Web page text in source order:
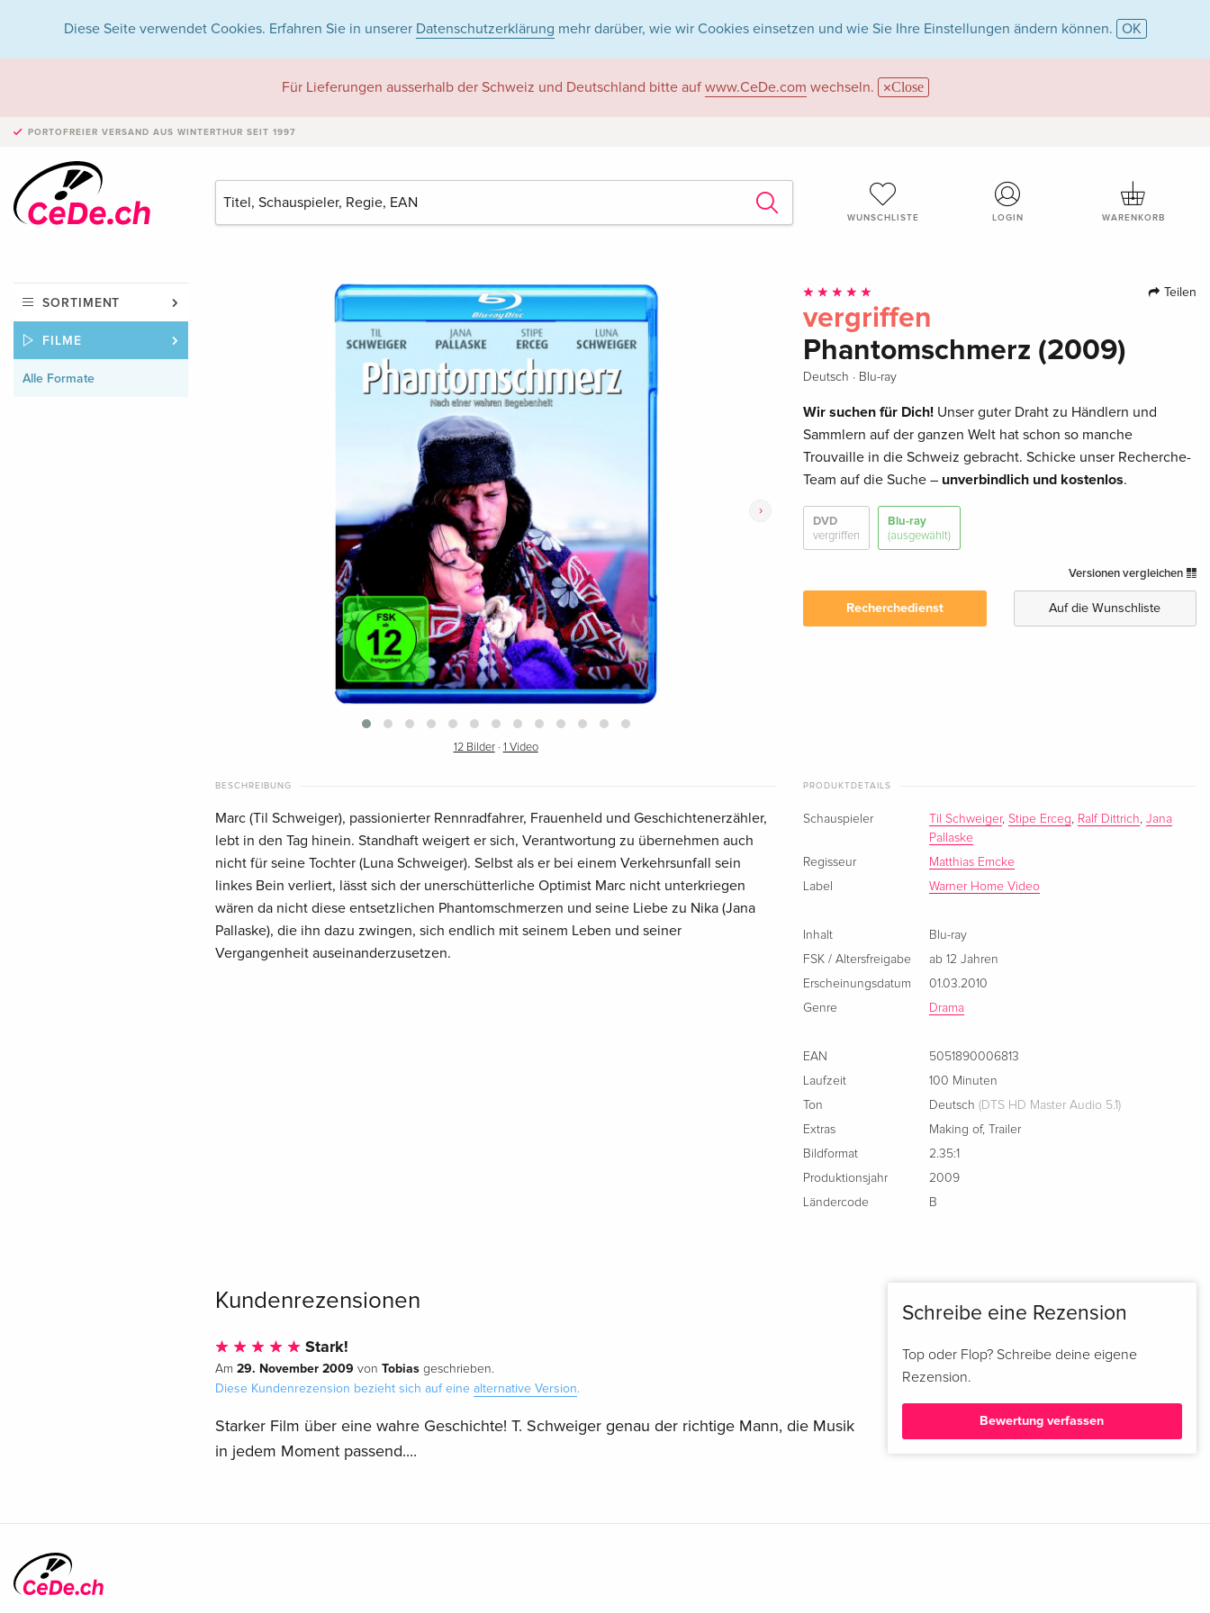
Diese Seite verwendet Cookies. Erfahren Sie in unserer Datenschutzerklärung mehr darüber, wie wir Cookies einsetzen und wie Sie Ihre Einstellungen ändern können. OK
Für Lieferungen ausserhalb der Schweiz und Deutschland bitte auf www.CeDe.com wechseln. Close
PORTOFREIER VERSAND AUS WINTERTHUR SEIT 1997
WUNSCHLISTE LOGIN WARENKORB
SORTIMENT
FILME
Alle Formate
›
12 Bilder· 1 Video
Teilen
vergriffen
Phantomschmerz (2009)
Deutsch · Blu-ray
Wir suchen für Dich! Unser guter Draht zu Händlern und
Sammlern auf der ganzen Welt hat schon so manche
Trouvaille in die Schweiz gebracht. Schicke unser Recherche-
Team auf die Suche – unverbindlich und kostenlos.
DVD
vergriffen
Blu-ray
(ausgewählt)
Versionen vergleichen
Recherchedienst Auf die Wunschliste
BESCHREIBUNG
Marc (Til Schweiger), passionierter Rennradfahrer, Frauenheld und Geschichtenerzähler,
lebt in den Tag hinein. Standhaft weigert er sich, Verantwortung zu übernehmen auch
nicht für seine Tochter (Luna Schweiger). Selbst als er bei einem Verkehrsunfall sein
linkes Bein verliert, lässt sich der unerschütterliche Optimist Marc nicht unterkriegen
wären da nicht diese entsetzlichen Phantomschmerzen und seine Liebe zu Nika (Jana
Pallaske), die ihn dazu zwingen, sich endlich mit seinem Leben und seiner
Vergangenheit auseinanderzusetzen.
PRODUKTDETAILS
Schauspieler Til Schweiger,Stipe Erceg, Ralf Dittrich,Jana
Pallaske
Regisseur
Matthias Emcke
Label
Warner Home Video
Inhalt
Blu-ray
FSK / Altersfreigabe
ab 12 Jahren
Erscheinungsdatum
01.03.2010
Genre
Drama
EAN
5051890006813
Laufzeit
100 Minuten
Ton
Deutsch (DTS HD Master Audio 5.1)
Extras
Making of,
Trailer
Bildformat
2.35:1
Produktionsjahr
2009
Ländercode
B
Kundenrezensionen
Stark!
Am 29. November 2009 von Tobiasgeschrieben.
Diese Kundenrezension bezieht sich auf eine alternative Version.
Starker Film über eine wahre Geschichte! T. Schweiger genau der richtige Mann, die Musik
in jedem Moment passend....
Schreibe eine Rezension
Top oder Flop? Schreibe deine eigene
Rezension.
Bewertung verfassen